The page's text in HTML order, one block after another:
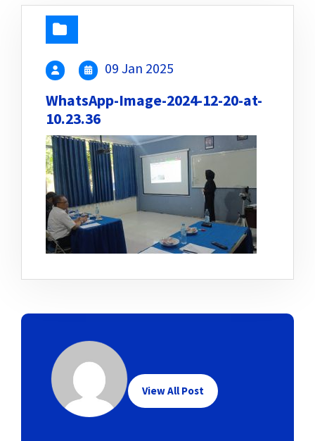
09 Jan 2025
WhatsApp-Image-2024-12-20-at-
10.23.36
View All Post